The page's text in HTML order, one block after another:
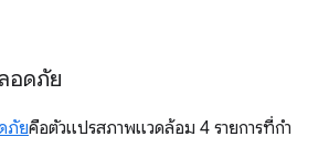
อดภัย
ภัยคือตัวแปรสภาพแวดล้อม 4 รายการที่กํา